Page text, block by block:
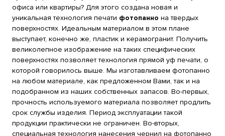
офиса или квартиры? Для этого создана новая и
уникальная технология печати фотопанно на твердых
поверхностях. Идеальным материалом в этом плане
выступает, конечно же, пластик и керамогранит. Получить
великолепное изображение на таких специфических
поверхностях позволяет технология прямой уф печати, о
которой говорилось выше. Мы изготавливаем фотопанно
на любом материале, как предложенном Вами, так и на
подобранном из наших собственных запасов. Во-первых,
прочность используемого материала позволяет продлить
срок службы изделия. Период эксплуатации такой
продукции практически не ограничен. Во-вторых,
специальная технология нанесения чернил на фотопанно